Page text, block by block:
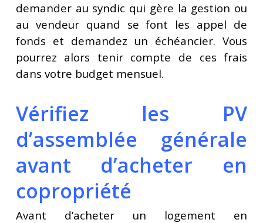
demander au syndic qui gère la gestion ou
au vendeur quand se font les appel de
fonds et demandez un échéancier. Vous
pourrez alors tenir compte de ces frais
dans votre budget mensuel.
Vérifiez les PV
d’assemblée générale
avant d’acheter en
copropriété
Avant d’acheter un logement en